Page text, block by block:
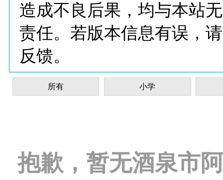
造成不良后果，均与本站
责任。若版本信息有误，
反馈。
所有 小学
抱歉，暂无酒泉市